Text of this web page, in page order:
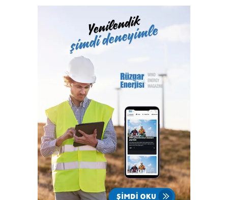
yaşanabilir bir dünya bırakma hedefiyle sürdürülebilirlik
ilkelerini iş stratejilerimizin merkezine alıyor, iklim kriziyle
mücadele ve enerji verimliliği alanlarında öncü adımlar
atıyoruz. Karbon ayak izini azaltmak, iklim riski yönetimine
katkı sağlamak ve finansal değer yaratmak amacıyla
yenilenebilir enerji yatırımlarımızı sürdürüyoruz. Yeni nesil
çevreci iletişim teknolojilerini ülkemize kazandırıyor; güneş
enerjisi gibi yenilenebilir kaynaklara yönelerek yeşil
dönüşümü stratejilerimizin merkezine yerleştiriyoruz. Üç
farklı şehirde yapacağımız yatırımlarla yerel istihdama katkı
sunarken enerji bağımsızlığı ve sürdürülebilir bir gelecek
yolunda ülkemiz için önemli bir adım atmış olacağız” dedi.
Sürdürülebilir bir gelecek için teknoloji alanındaki birikimini
hayatın tüm alanlarına yansıtan Türk Telekom, çevresel ve
sosyal alanlarda öncü adımlar atmayı sürdürüyor.